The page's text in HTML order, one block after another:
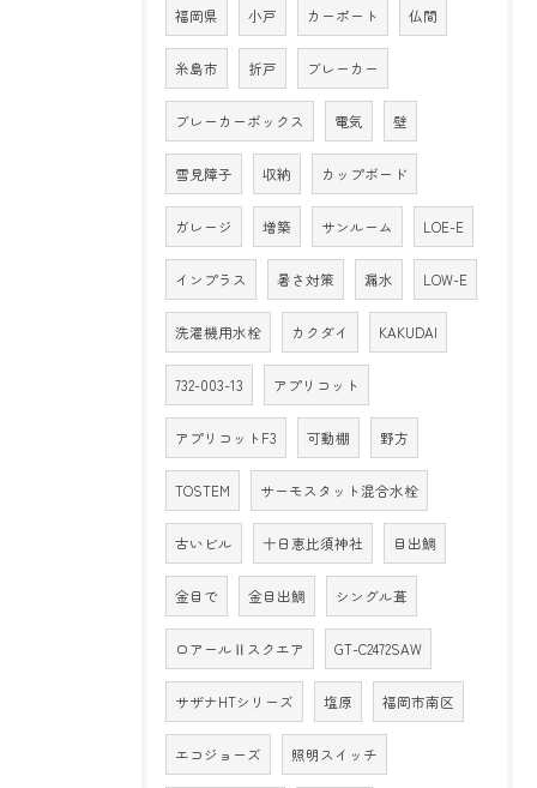
福岡県 小戸 カーポート 仏間
糸島市 折戸 ブレーカー
ブレーカーボックス 電気 壁
雪見障子 収納 カップボード
ガレージ 増築 サンルーム LOE-E
インプラス 暑さ対策 漏水 LOW-E
洗濯機用水栓 カクダイ KAKUDAI
732-003-13 アプリコット
アプリコットF3 可動棚 野方
TOSTEM サーモスタット混合水栓
古いビル 十日恵比須神社 目出鯛
金目で 金目出鯛 シングル葺
ロアールⅡスクエア GT-C2472SAW
サザナHTシリーズ 塩原 福岡市南区
エコジョーズ 照明スイッチ